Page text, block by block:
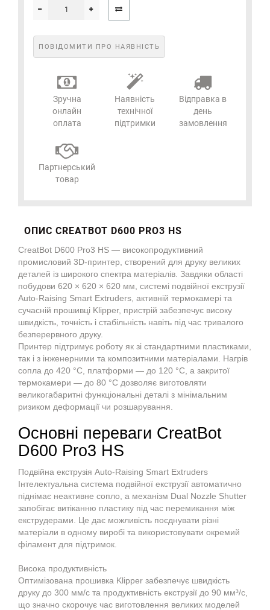
ПОВІДОМИТИ ПРО НАЯВНІСТЬ
Зручна
онлайн
оплата
Наявність
технічної
підтримки
Відправка в
день
замовлення
Партнерський
товар
ОПИС CREATBOT D600 PRO3 HS
CreatBot D600 Pro3 HS — високопродуктивний
промисловий 3D-принтер, створений для друку великих
деталей із широкого спектра матеріалів. Завдяки області
побудови 620 × 620 × 620 мм, системі подвійної екструзії
Auto-Raising Smart Extruders, активній термокамері та
сучасній прошивці Klipper, пристрій забезпечує високу
швидкість, точність і стабільність навіть під час тривалого
безперервного друку.
Принтер підтримує роботу як зі стандартними пластиками,
так і з інженерними та композитними матеріалами. Нагрів
сопла до 420 °C, платформи — до 120 °C, а закритої
термокамери — до 80 °C дозволяє виготовляти
великогабаритні функціональні деталі з мінімальним
ризиком деформації чи розшарування.
Основні переваги CreatBot
D600 Pro3 HS
Подвійна екструзія Auto-Raising Smart Extruders
Інтелектуальна система подвійної екструзії автоматично
піднімає неактивне сопло, а механізм Dual Nozzle Shutter
запобігає витіканню пластику під час перемикання між
екструдерами. Це дає можливість поєднувати різні
матеріали в одному виробі та використовувати окремий
філамент для підтримок.
Висока продуктивність
Оптимізована прошивка Klipper забезпечує швидкість
друку до 300 мм/с та продуктивність екструзії до 90 мм³/с,
що значно скорочує час виготовлення великих моделей